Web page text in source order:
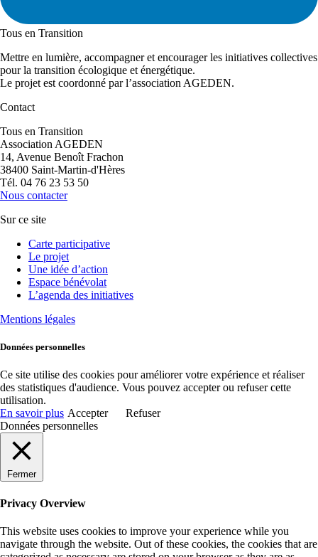
Tous en Transition
Mettre en lumière, accompagner et encourager les initiatives collectives
pour la transition écologique et énergétique.
Le projet est coordonné par l’association AGEDEN.
Contact
Tous en Transition
Association AGEDEN
14, Avenue Benoît Frachon
38400 Saint-Martin-d'Hères
Tél. 04 76 23 53 50
Nous contacter
Sur ce site
Carte participative
Le projet
Une idée d’action
Espace bénévolat
L’agenda des initiatives
Mentions légales
Données personnelles
Ce site utilise des cookies pour améliorer votre expérience et réaliser
des statistiques d'audience. Vous pouvez accepter ou refuser cette
utilisation.
En savoir plus Accepter
Refuser
Données personnelles
Fermer
Privacy Overview
This website uses cookies to improve your experience while you
navigate through the website. Out of these cookies, the cookies that are